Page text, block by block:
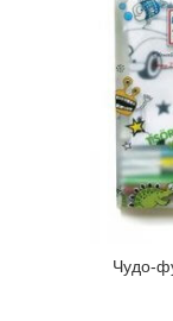
Чудо-